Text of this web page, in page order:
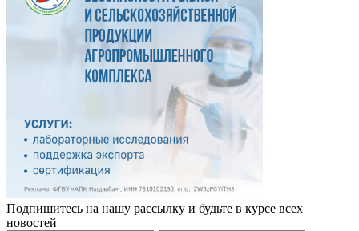
Подпишитесь на нашу рассылку и будьте в курсе всех
новостей